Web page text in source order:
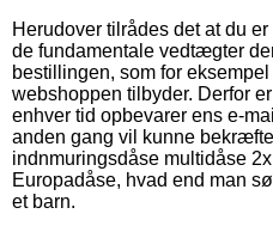
Herudover tilrådes det at du
de fundamentale vedtægter
bestillingen, som for
webshoppen tilbyder. Derfor
enhver tid opbevarer ens e-
anden gang vil kunne
indnmuringsdåse multidåse
Europadåse, hvad end man
et barn.